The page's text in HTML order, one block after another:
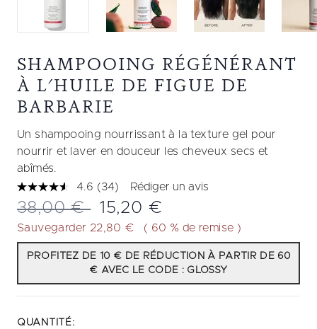
SHAMPOOING RÉGÉNÉRANT
À L'HUILE DE FIGUE DE
BARBARIE
Un shampooing nourrissant à la texture gel pour
nourrir et laver en douceur les cheveux secs et
abîmés.
4.6 Lire
34
avis.
Lien
la
même
page.
(34) Rédiger un avis
Prix de vente :
38,00 € Prix ​​actuel :
15,20 €
Sauvegarder 22,80 € ( 60 % de remise )
PROFITEZ DE 10 € DE RÉDUCTION À PARTIR DE 60
€ AVEC LE CODE : GLOSSY
QUANTITÉ: